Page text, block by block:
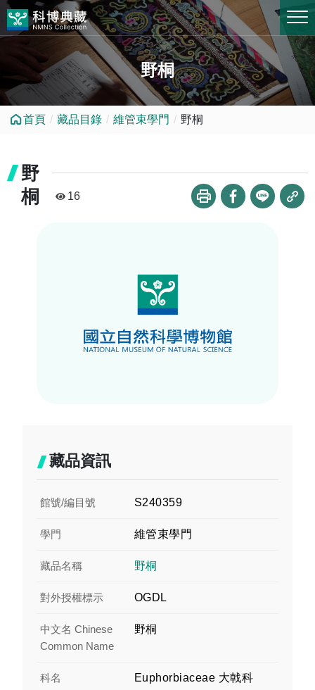
跳到中央內容區塊
野桐
首頁 藏品目錄 維管束學門 野桐
野
桐
16
藏品資訊
館號/編目號 S240359
學門 維管束學門
藏品名稱 野桐
對外授權標示 OGDL
中文名 Chinese
Common Name
野桐
科名 Euphorbiaceae 大戟科